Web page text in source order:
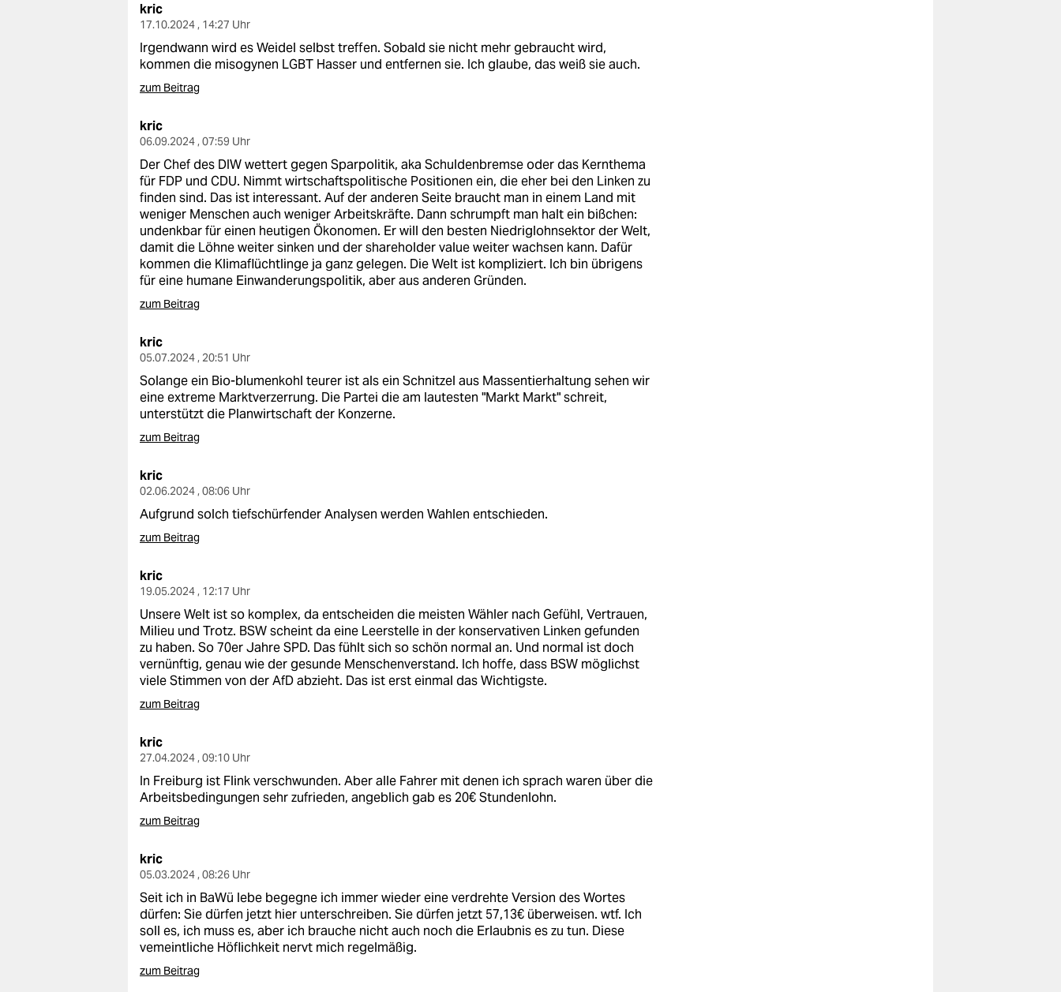
genossenschaft
epaper login
kric
17.10.2024 , 14:27 Uhr
Irgendwann wird es Weidel selbst treffen. Sobald sie nicht mehr gebraucht wird,
kommen die misogynen LGBT Hasser und entfernen sie. Ich glaube, das weiß sie auch.
zum Beitrag
kric
06.09.2024 , 07:59 Uhr
Der Chef des DIW wettert gegen Sparpolitik, aka Schuldenbremse oder das Kernthema
für FDP und CDU. Nimmt wirtschaftspolitische Positionen ein, die eher bei den Linken zu
finden sind. Das ist interessant. Auf der anderen Seite braucht man in einem Land mit
weniger Menschen auch weniger Arbeitskräfte. Dann schrumpft man halt ein bißchen:
undenkbar für einen heutigen Ökonomen. Er will den besten Niedriglohnsektor der Welt,
damit die Löhne weiter sinken und der shareholder value weiter wachsen kann. Dafür
kommen die Klimaflüchtlinge ja ganz gelegen. Die Welt ist kompliziert. Ich bin übrigens
für eine humane Einwanderungspolitik, aber aus anderen Gründen.
zum Beitrag
kric
05.07.2024 , 20:51 Uhr
Solange ein Bio-blumenkohl teurer ist als ein Schnitzel aus Massentierhaltung sehen wir
eine extreme Marktverzerrung. Die Partei die am lautesten "Markt Markt" schreit,
unterstützt die Planwirtschaft der Konzerne.
zum Beitrag
kric
02.06.2024 , 08:06 Uhr
Aufgrund solch tiefschürfender Analysen werden Wahlen entschieden.
zum Beitrag
kric
19.05.2024 , 12:17 Uhr
Unsere Welt ist so komplex, da entscheiden die meisten Wähler nach Gefühl, Vertrauen,
Milieu und Trotz. BSW scheint da eine Leerstelle in der konservativen Linken gefunden
zu haben. So 70er Jahre SPD. Das fühlt sich so schön normal an. Und normal ist doch
vernünftig, genau wie der gesunde Menschenverstand. Ich hoffe, dass BSW möglichst
viele Stimmen von der AfD abzieht. Das ist erst einmal das Wichtigste.
zum Beitrag
kric
27.04.2024 , 09:10 Uhr
In Freiburg ist Flink verschwunden. Aber alle Fahrer mit denen ich sprach waren über die
Arbeitsbedingungen sehr zufrieden, angeblich gab es 20€ Stundenlohn.
zum Beitrag
kric
05.03.2024 , 08:26 Uhr
Seit ich in BaWü lebe begegne ich immer wieder eine verdrehte Version des Wortes
dürfen: Sie dürfen jetzt hier unterschreiben. Sie dürfen jetzt 57,13€ überweisen. wtf. Ich
soll es, ich muss es, aber ich brauche nicht auch noch die Erlaubnis es zu tun. Diese
vemeintliche Höflichkeit nervt mich regelmäßig.
zum Beitrag